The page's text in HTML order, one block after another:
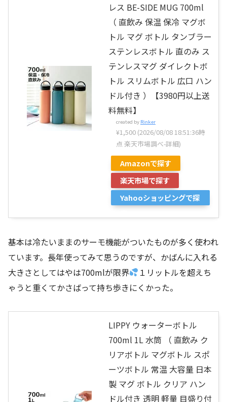
レス BE-SIDE MUG 700ml
（ 直飲み 保温 保冷 マグボ
トル マグ ボトル タンブラー
ステンレスボトル 直のみ ス
テンレスマグ ダイレクトボ
トル スリムボトル 広口 ハン
ドル付き ）【3980円以上送
料無料】
created by Rinker
¥1,500 (2026/08/08 18:51:36時
点 楽天市場調べ-詳細)
Amazonで探す
楽天市場で探す
Yahooショッピングで探
基本は冷たいままのサーモ機能がついたものが多く使われ
ています。長年使ってみて思うのですが、かばんに入れる
大きさとしてはやは700mlが限界
１リットルを超えち
ゃうと重くてかさばって持ち歩きにくかった。
LIPPY ウォーターボトル
700ml 1L 水筒 （ 直飲み ク
リアボトル マグボトル スポ
ーツボトル 常温 大容量 日本
製 マグ ボトル クリア ハン
ドル付き 透明 軽量 目盛り付